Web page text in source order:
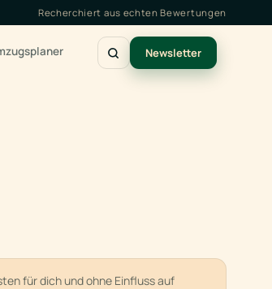
Recherchiert aus echten Bewertungen
Newsletter
für dich und ohne Einfluss auf